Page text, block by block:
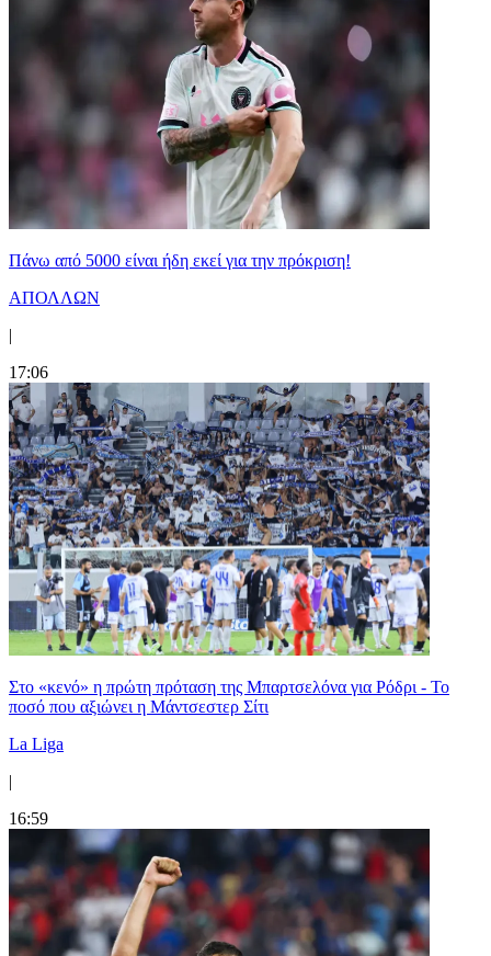
Πάνω από 5000 είναι ήδη εκεί για την πρόκριση!
ΑΠΟΛΛΩΝ
|
17:06
Στο «κενό» η πρώτη πρόταση της Μπαρτσελόνα για Ρόδρι - Το
ποσό που αξιώνει η Μάντσεστερ Σίτι
La Liga
|
16:59